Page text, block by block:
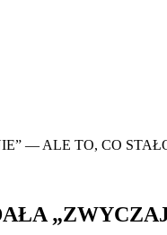
— ALE TO, CO